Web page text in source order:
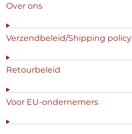
Over ons
Verzendbeleid/Shipping policy
Retourbeleid
Voor EU-ondernemers